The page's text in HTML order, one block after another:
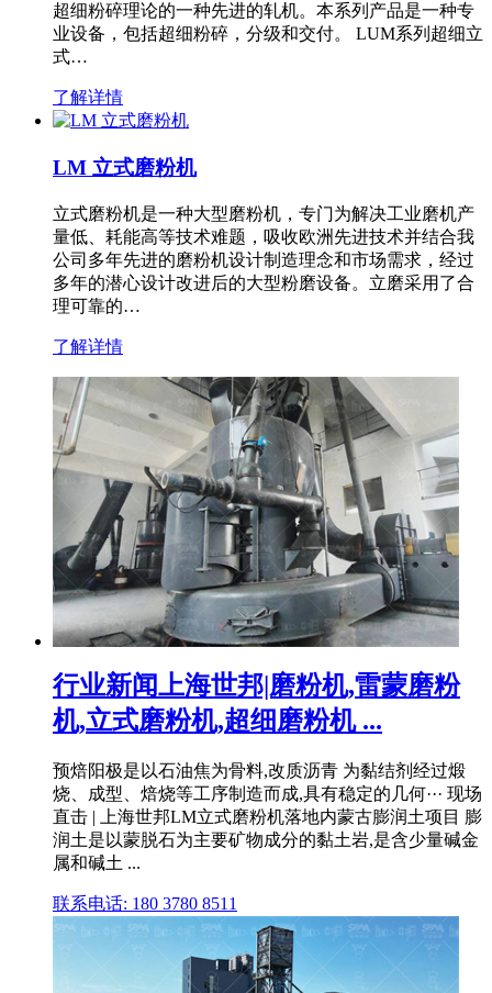
超细粉碎理论的一种先进的轧机。本系列产品是一种专
业设备，包括超细粉碎，分级和交付。 LUM系列超细立
式…
了解详情
LM 立式磨粉机
立式磨粉机是一种大型磨粉机，专门为解决工业磨机产
量低、耗能高等技术难题，吸收欧洲先进技术并结合我
公司多年先进的磨粉机设计制造理念和市场需求，经过
多年的潜心设计改进后的大型粉磨设备。立磨采用了合
理可靠的…
了解详情
行业新闻上海世邦|磨粉机,雷蒙磨粉
机,立式磨粉机,超细磨粉机 ...
预焙阳极是以石油焦为骨料,改质沥青 为黏结剂经过煅
烧、成型、焙烧等工序制造而成,具有稳定的几何··· 现场
直击 | 上海世邦LM立式磨粉机落地内蒙古膨润土项目 膨
润土是以蒙脱石为主要矿物成分的黏土岩,是含少量碱金
属和碱土 ...
联系电话: 180 3780 8511